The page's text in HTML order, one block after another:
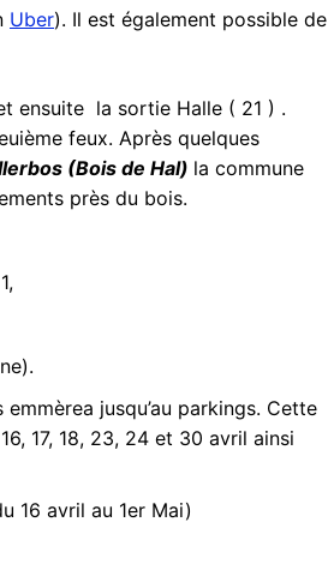
Uber). Il est également possible de
ensuite la sortie Halle ( 21 ) .
feux. Après quelques
(Bois de Hal) la commune
près du bois.
jusqu’au parkings. Cette
17, 18, 23, 24 et 30 avril ainsi
16 avril au 1er Mai)